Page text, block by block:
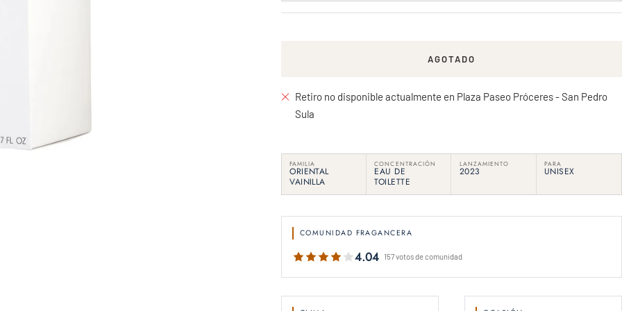
AGOTADO
Retiro no disponible actualmente en Plaza Paseo Próceres - San Pedro
Sula
FAMILIA
ORIENTAL
VAINILLA
CONCENTRACIÓN
EAU DE
TOILETTE
LANZAMIENTO
2023
PARA
UNISEX
COMUNIDAD FRAGANCERA
4.04 157 votos de comunidad